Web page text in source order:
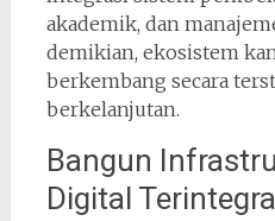
akademik, dan
demikian, ekosistem
berkembang secara
berkelanjutan.
Bangun
Digital